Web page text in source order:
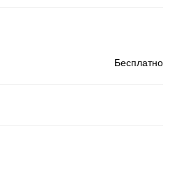
Бесплатно